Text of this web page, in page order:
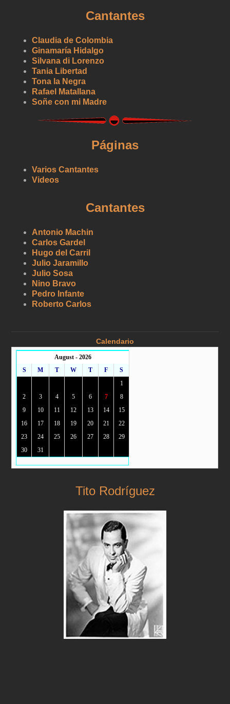
Cantantes
Claudia de Colombia
Ginamaría Hidalgo
Silvana di Lorenzo
Tania Libertad
Tona la Negra
Rafael Matallana
Soñe con mi Madre
Páginas
Varios Cantantes
Videos
Cantantes
Antonio Machin
Carlos Gardel
Hugo del Carril
Julio Jaramillo
Julio Sosa
Nino Bravo
Pedro Infante
Roberto Carlos
Calendario
August - 2026
S
M T W T F
S
1
2
3 4 5 6 7
8
9
10 11 12 13 14
15
16
17 18 19 20 21
22
23
24 25 26 27 28
29
30
31
Tito Rodríguez